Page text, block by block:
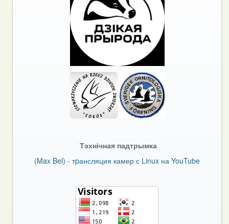
Тэхнічная падтрымка
(Max Bel) - тpансляция камер с Linux на YouTube